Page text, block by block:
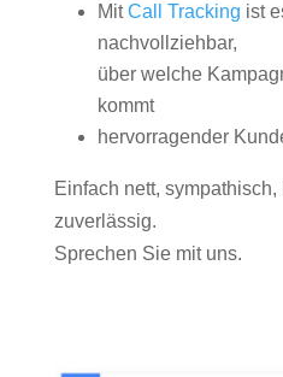
MitCall Tracking ist
nachvollziehbar,
über welche
kommt
hervorragender
Einfach nett, sympathisch,
zuverlässig.
Sprechen Sie mit uns.